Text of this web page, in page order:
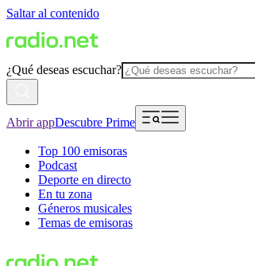
Saltar al contenido
¿Qué deseas escuchar?
Abrir appDescubre Prime
Top 100 emisoras
Podcast
Deporte en directo
En tu zona
Géneros musicales
Temas de emisoras